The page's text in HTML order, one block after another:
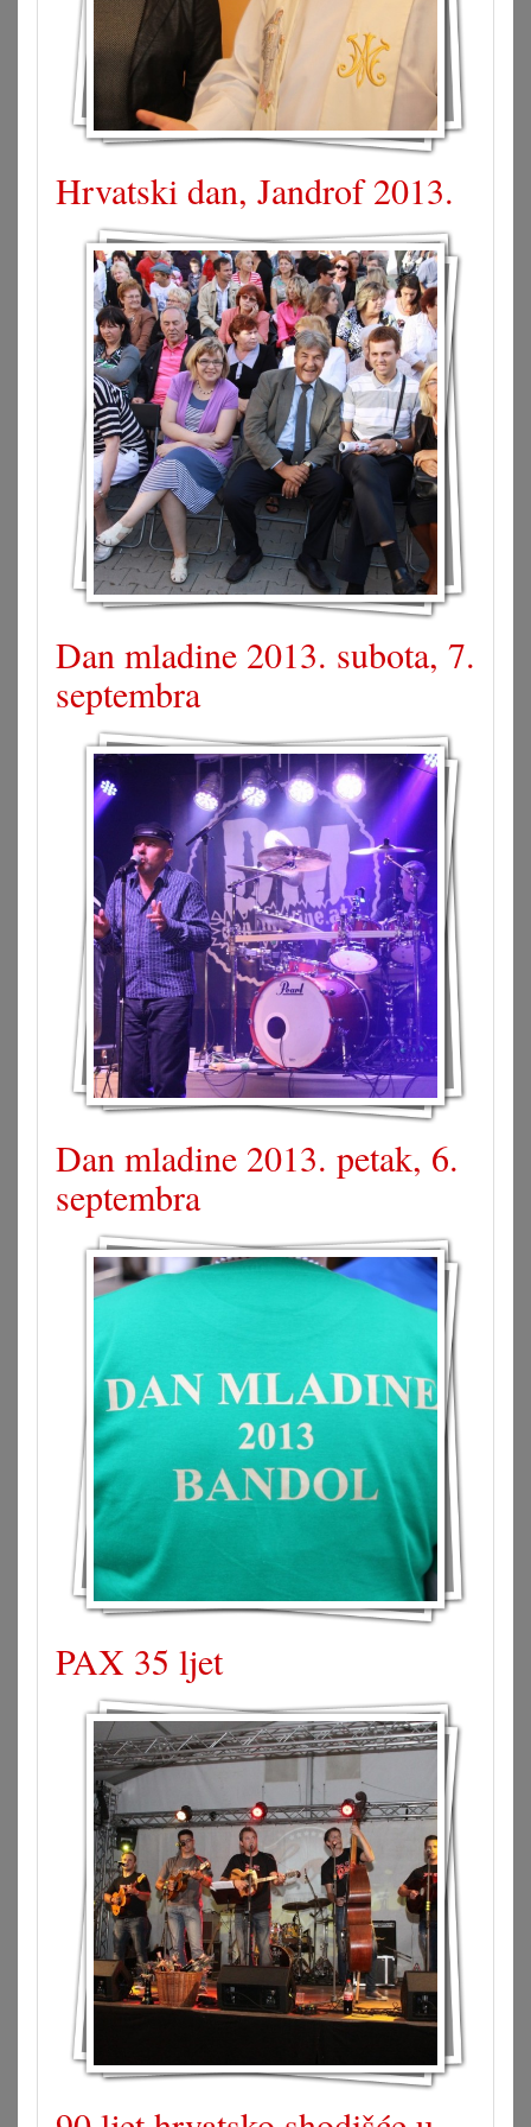
Hrvatski dan, Jandrof 2013.
Dan mladine 2013. subota, 7.
septembra
Dan mladine 2013. petak, 6.
septembra
PAX 35 ljet